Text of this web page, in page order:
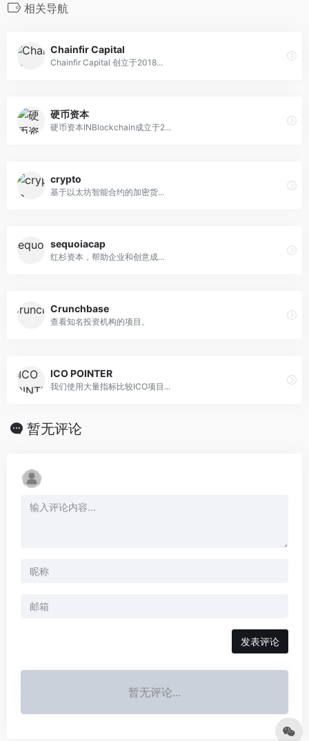
相关导航
Chainfir Capital
Chainfir Capital 创立于2018...
硬币资本
硬币资本INBlockchain成立于2...
crypto
基于以太坊智能合约的加密货...
sequoiacap
红杉资本，帮助企业和创意成...
Crunchbase
查看知名投资机构的项目。
ICO POINTER
我们使用大量指标比较ICO项目...
暂无评论
发表评论
暂无评论...